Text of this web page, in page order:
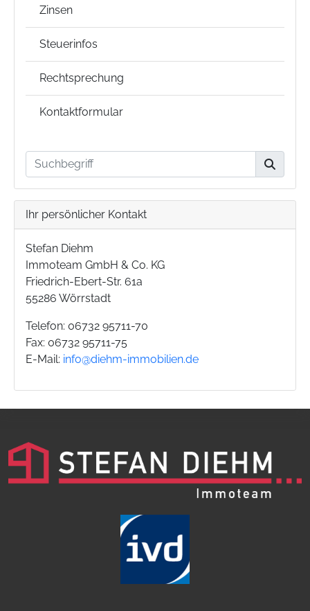
Zinsen
Steuerinfos
Rechtsprechung
Kontaktformular
Ihr persönlicher Kontakt
Stefan Diehm
Immoteam GmbH & Co. KG
Friedrich-Ebert-Str. 61a
55286 Wörrstadt
Telefon: 06732 95711-70
Fax: 06732 95711-75
E-Mail: info@diehm-immobilien.de